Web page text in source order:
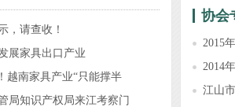
，请查收！
展家具出口产业
越南家具产业“只能撑半
局知识产权局来江考察门
协会
2015
2014
江山